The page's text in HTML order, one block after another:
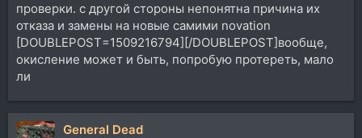
проверки. с другой стороны непонятна причина их
отказа и замены на новые самими novation
[DOUBLEPOST=1509216794][/DOUBLEPOST]вообще,
окисление может и быть, попробую протереть, мало
ли
General Dead